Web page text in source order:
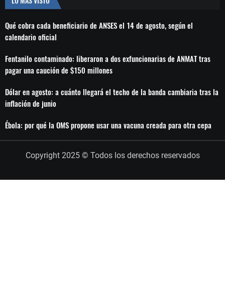
Qué cobra cada beneficiario de ANSES el 14 de agosto, según el
calendario oficial
Fentanilo contaminado: liberaron a dos exfuncionarias de ANMAT tras
pagar una caución de $150 millones
Dólar en agosto: a cuánto llegará el techo de la banda cambiaria tras la
inflación de junio
Ébola: por qué la OMS propone usar una vacuna creada para otra cepa
Copyright 2025 © Todos los derechos reservados